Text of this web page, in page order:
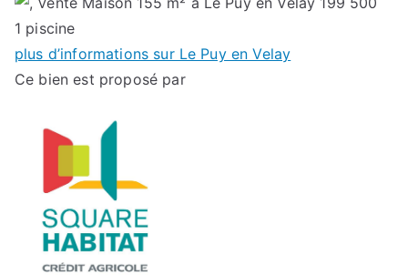
1 piscine
plus d’informations sur Le Puy en Velay
Ce bien est proposé par